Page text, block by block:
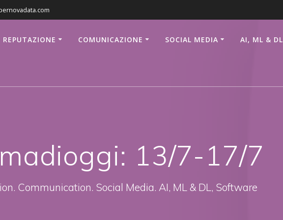
REPUTAZIONE COMUNICAZIONE SOCIAL MEDIA AI, ML & DL
13/7-17/7
Communication. Social Media. AI, ML & DL, Software